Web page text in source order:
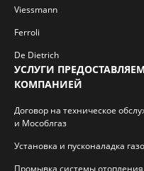
Viessmann
Ferroli
De Dietrich
УСЛУГИ
КОМПАНИЕЙ
Договор на техническое
и Мособлгаз
Установка и пусконаладка
Промывка системы отопления